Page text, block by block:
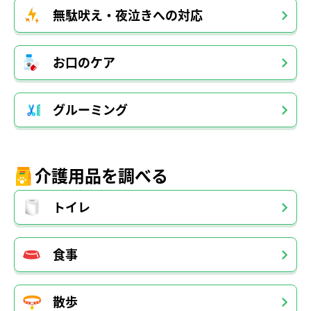
無駄吠え・夜泣きへの対応
お口のケア
グルーミング
介護用品を調べる
トイレ
食事
散歩